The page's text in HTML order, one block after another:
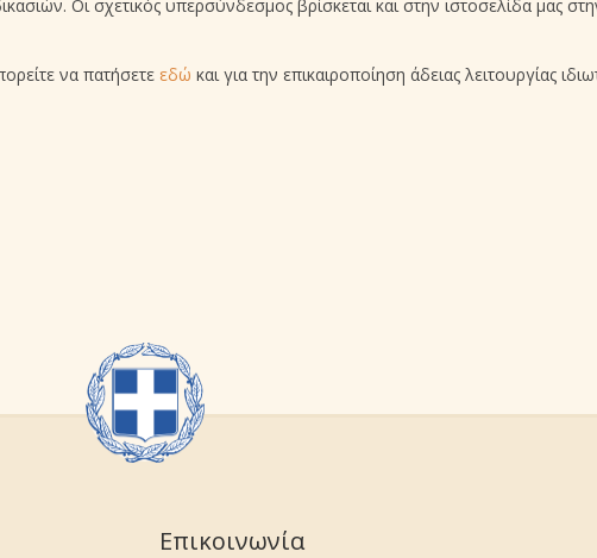
Οι σχετικός υπερσύνδεσμος βρίσκεται και στην ιστοσελίδα μας
να πατήσετε εδώ και για την επικαιροποίηση άδειας λειτουργίας
Επικοινωνία